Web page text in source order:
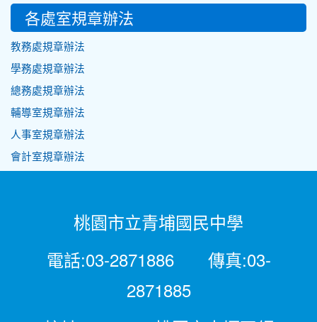
各處室規章辦法
教務處規章辦法
學務處規章辦法
總務處規章辦法
輔導室規章辦法
人事室規章辦法
會計室規章辦法
桃園市立青埔國民中學
電話:03-2871886 傳真:03-
2871885